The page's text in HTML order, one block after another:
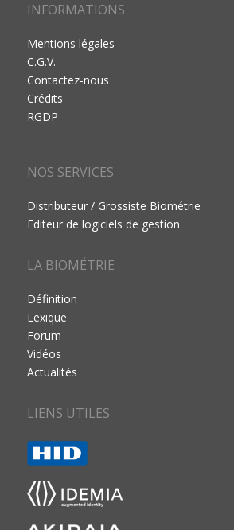
INFORMATIONS
Mentions légales
C.G.V.
Contactez-nous
Crédits
RGDP
NOS SERVICES
Distributeur / Grossiste Biométrie
Editeur de logiciels de gestion
LA BIOMÉTRIE
Définition
Lexique
Forum
Vidéos
Actualités
LIENS UTILES